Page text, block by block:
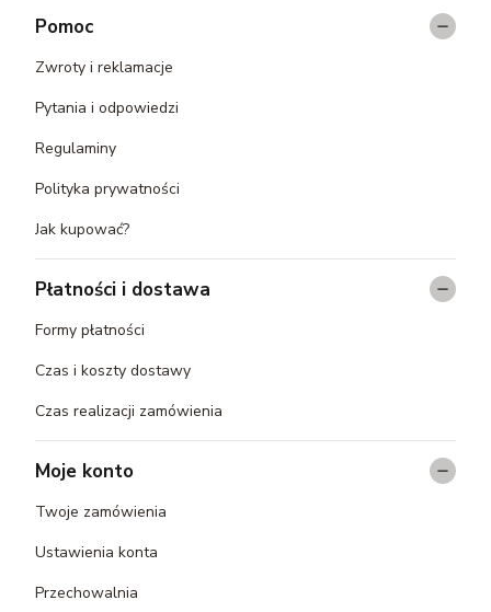
Pomoc
Zwroty i reklamacje
Pytania i odpowiedzi
Regulaminy
Polityka prywatności
Jak kupować?
Płatności i dostawa
Formy płatności
Czas i koszty dostawy
Czas realizacji zamówienia
Moje konto
Twoje zamówienia
Ustawienia konta
Przechowalnia